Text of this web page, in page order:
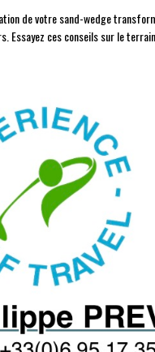
de votre sand-wedge
Essayez ces conseils sur le